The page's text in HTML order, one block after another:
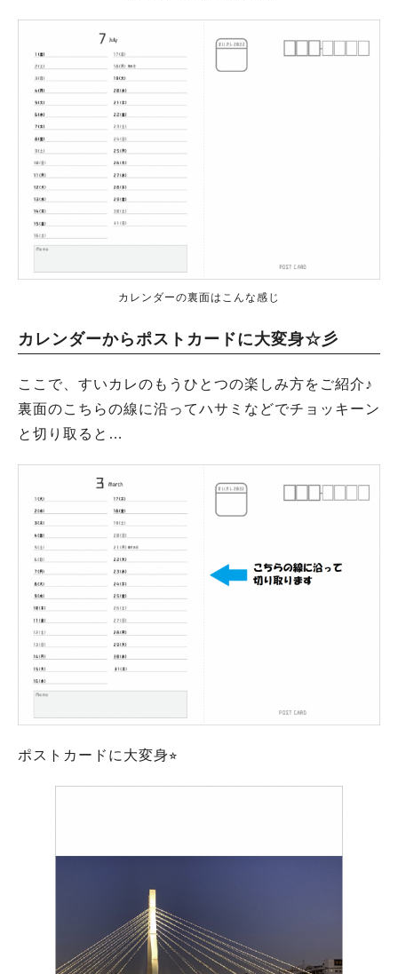
カレンダーの裏面はこんな感じ
カレンダーからポストカードに大変身☆彡
ここで、すいカレのもうひとつの楽しみ方をご紹介♪
裏面のこちらの線に沿ってハサミなどでチョッキーン
と切り取ると…
ポストカードに大変身⭐︎